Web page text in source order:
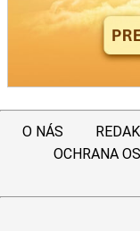
O NÁS
OCHRANA